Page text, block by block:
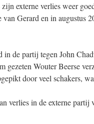
externe verlies weer
Gerard en in augustus
de partij tegen John
gezeten Wouter Beerse
door veel schakers,
verlies in de externe